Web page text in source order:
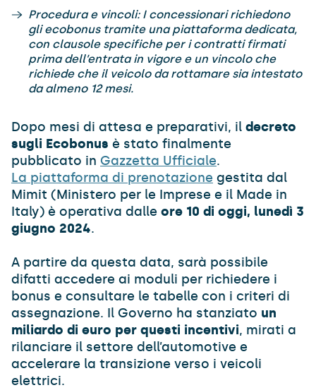
Procedura e vincoli: I concessionari richiedono
gli ecobonus tramite una piattaforma dedicata,
con clausole specifiche per i contratti firmati
prima dell’entrata in vigore e un vincolo che
richiede che il veicolo da rottamare sia intestato
da almeno 12 mesi.
Dopo mesi di attesa e preparativi, il decreto
sugli Ecobonus è stato finalmente
pubblicato in Gazzetta Ufficiale.
La piattaforma di prenotazione gestita dal
Mimit (Ministero per le Imprese e il Made in
Italy) è operativa dalle ore 10 di oggi, lunedì 3
giugno 2024.
A partire da questa data, sarà possibile
difatti accedere ai moduli per richiedere i
bonus e consultare le tabelle con i criteri di
assegnazione. Il Governo ha stanziato un
miliardo di euro per questi incentivi, mirati a
rilanciare il settore dell’automotive e
accelerare la transizione verso i veicoli
elettrici.